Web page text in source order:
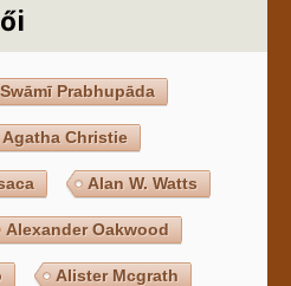
Prabhupāda
Agatha Christie
Alan W. Watts
Alexander Oakwood
Alister Mcgrath